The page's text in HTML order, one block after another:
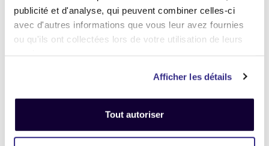
publicité et d'analyse, qui peuvent combiner celles-ci
avec d'autres informations que vous leur avez fournies
ou qu'ils ont collectées lors de votre utilisation de leurs
Afficher les détails
Tout autoriser
-Avant de procéder à votre envoi :-
.
votre compteiCloud
(Android)
Enleveztous les mots de passe
(valable pour tous les appareils).